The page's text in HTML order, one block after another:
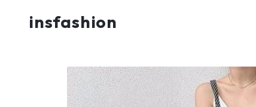
insfashion